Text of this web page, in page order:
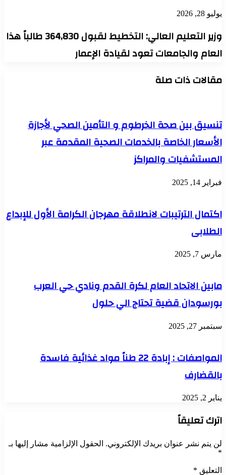
يوليو 28, 2026
وزير التعليم العالي: التخطيط لقبول 364,830 طالباً هذا
العام والجامعات تعود لقيادة الإعمار
مقالات ذات صلة
تنسيق بين صحة الخرطوم و التأمين الصحي لأجازة
الأسعار الخاصة بالخدمات الصحية المقدمة عبر
المستشفيات والمراكز
فبراير 14, 2025
اكتمال الترتيبات لانطلاقة مهرجان الكرامة الأول للإبداع
الطلابى
مارس 7, 2025
مابين الاتحاد العام لكرة القدم ونادي حي العرب
بورسودان قضية تحتاج الي حلول
سبتمبر 27, 2025
المواصفات : إبادة 22 طناً مواد غذائية فاسدة
بالقضارف
يناير 2, 2025
اترك تعليقاً
لن يتم نشر عنوان بريدك الإلكتروني. الحقول الإلزامية مشار إليها بـ
*
التعليق *